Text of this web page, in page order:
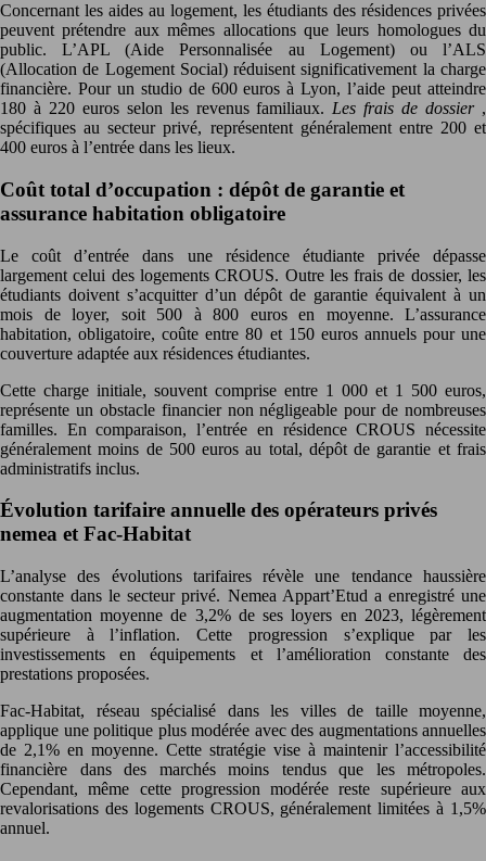
Concernant les aides au logement, les étudiants des résidences privées
peuvent prétendre aux mêmes allocations que leurs homologues du
public. L’APL (Aide Personnalisée au Logement) ou l’ALS
(Allocation de Logement Social) réduisent significativement la charge
financière. Pour un studio de 600 euros à Lyon, l’aide peut atteindre
180 à 220 euros selon les revenus familiaux. Les frais de dossier ,
spécifiques au secteur privé, représentent généralement entre 200 et
400 euros à l’entrée dans les lieux.
Coût total d’occupation : dépôt de garantie et
assurance habitation obligatoire
Le coût d’entrée dans une résidence étudiante privée dépasse
largement celui des logements CROUS. Outre les frais de dossier, les
étudiants doivent s’acquitter d’un dépôt de garantie équivalent à un
mois de loyer, soit 500 à 800 euros en moyenne. L’assurance
habitation, obligatoire, coûte entre 80 et 150 euros annuels pour une
couverture adaptée aux résidences étudiantes.
Cette charge initiale, souvent comprise entre 1 000 et 1 500 euros,
représente un obstacle financier non négligeable pour de nombreuses
familles. En comparaison, l’entrée en résidence CROUS nécessite
généralement moins de 500 euros au total, dépôt de garantie et frais
administratifs inclus.
Évolution tarifaire annuelle des opérateurs privés
nemea et Fac-Habitat
L’analyse des évolutions tarifaires révèle une tendance haussière
constante dans le secteur privé. Nemea Appart’Etud a enregistré une
augmentation moyenne de 3,2% de ses loyers en 2023, légèrement
supérieure à l’inflation. Cette progression s’explique par les
investissements en équipements et l’amélioration constante des
prestations proposées.
Fac-Habitat, réseau spécialisé dans les villes de taille moyenne,
applique une politique plus modérée avec des augmentations annuelles
de 2,1% en moyenne. Cette stratégie vise à maintenir l’accessibilité
financière dans des marchés moins tendus que les métropoles.
Cependant, même cette progression modérée reste supérieure aux
revalorisations des logements CROUS, généralement limitées à 1,5%
annuel.